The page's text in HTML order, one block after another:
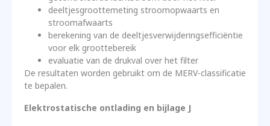
deeltjesgroottemeting stroomopwaarts en
stroomafwaarts
berekening van de deeltjesverwijderingsefficiëntie
voor elk groottebereik
evaluatie van de drukval over het filter
De resultaten worden gebruikt om de MERV-classificatie
te bepalen.
Elektrostatische ontlading en bijlage J